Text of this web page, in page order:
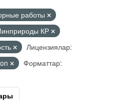
работы
КР
Лицензиялар:
Форматтар: